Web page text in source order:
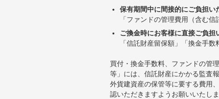
保有期間中に間接的にご負担い
「ファンドの管理費用（含む
ご換金時にお客様に直接ご負担
「信託財産留保額」「換金手
買付・換金手数料、ファンドの管
等」には、信託財産にかかる監査
外貨建資産の保管等に要する費用
認いただきますようお願いいたし